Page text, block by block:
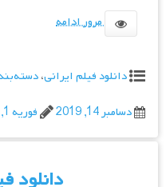
مرور ادامه
دانلود فیلم ایرانی،
دسامبر 14, 2019
فوریه 1, 2020
دانلود